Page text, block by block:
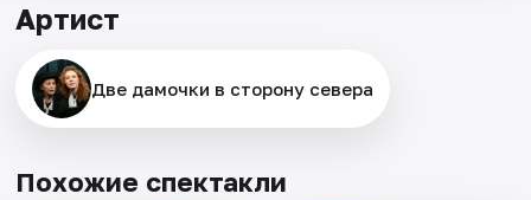
Артист
Две дамочки в сторону севера
Похожие спектакли